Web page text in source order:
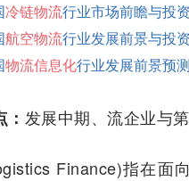
冷链物流行业市场前瞻与投
航空物流行业发展前景与投
物流信息化行业发展前景预
发展中期、流企业与
Finance)指在面